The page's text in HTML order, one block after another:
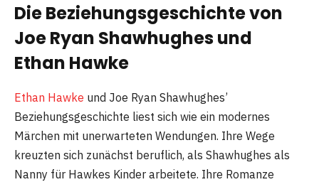
Die Beziehungsgeschichte von
Joe Ryan Shawhughes und
Ethan Hawke
Ethan Hawke und Joe Ryan Shawhughes’
Beziehungsgeschichte liest sich wie ein modernes
Märchen mit unerwarteten Wendungen. Ihre Wege
kreuzten sich zunächst beruflich, als Shawhughes als
Nanny für Hawkes Kinder arbeitete. Ihre Romanze